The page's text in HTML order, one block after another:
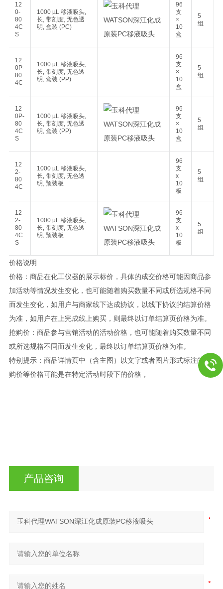
12
0-
80
4C
S
1000 µL 移液吸头,
长, 带刻度, 无色透
明, 盒装 (PC)
96
支
×
10
盒
5
组
12
0P-
80
4C
1000 µL 移液吸头,
长, 带刻度, 无色透
明, 盒装 (PP)
96
支
×
10
盒
5
组
12
0P-
80
4C
S
1000 µL 移液吸头,
长, 带刻度, 无色透
明, 盒装 (PP)
96
支
×
10
盒
5
组
12
2-
80
4C
1000 µL 移液吸头,
长, 带刻度, 无色透
明, 预装板
96
支
x
10
板
5
组
12
2-
80
4C
S
1000 µL 移液吸头,
长, 带刻度, 无色透
明, 预装板
96
支
x
10
板
5
组
价格说明
价格：商品在化工仪器的展示标价，具体的成交价格可能因商品参
加活动等情况发生变化，也可能随着购买数量不同或所选规格不同
而发生变化，如用户与商家线下达成协议，以线下协议的结算价格
为准，如用户在上完成线上购买，则最终以订单结算页价格为准。
抢购价：商品参与营销活动的活动价格，也可能随着购买数量不同
或所选规格不同而发生变化，最终以订单结算页价格为准。
特别提示：商品详情页中（含主图）以文字或者图片形式标注的抢
购价等价格可能是在特定活动时段下的价格，
产品咨询